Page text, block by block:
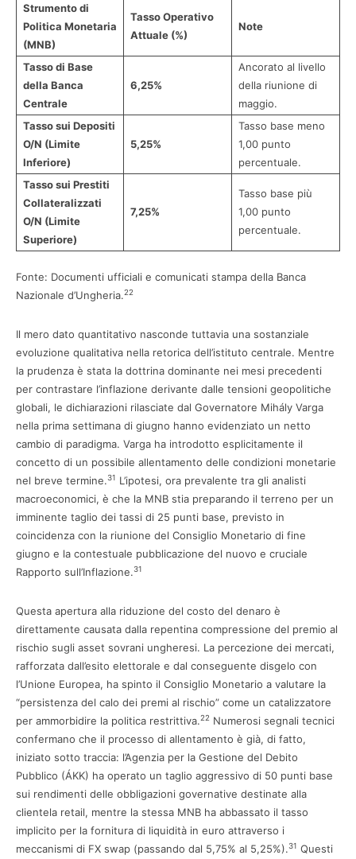
Strumento di
Politica Monetaria
(MNB)
Tasso Operativo
Attuale (%)
Note
Tasso di Base
della Banca
Centrale
6,25%
Ancorato al livello
della riunione di
maggio.
Tasso sui Depositi
O/N (Limite
Inferiore)
5,25%
Tasso base meno
1,00 punto
percentuale.
Tasso sui Prestiti
Collateralizzati
O/N (Limite
Superiore)
7,25%
Tasso base più
1,00 punto
percentuale.
Fonte: Documenti ufficiali e comunicati stampa della Banca
Nazionale d’Ungheria.22
Il mero dato quantitativo nasconde tuttavia una sostanziale
evoluzione qualitativa nella retorica dell’istituto centrale. Mentre
la prudenza è stata la dottrina dominante nei mesi precedenti
per contrastare l’inflazione derivante dalle tensioni geopolitiche
globali, le dichiarazioni rilasciate dal Governatore Mihály Varga
nella prima settimana di giugno hanno evidenziato un netto
cambio di paradigma. Varga ha introdotto esplicitamente il
concetto di un possibile allentamento delle condizioni monetarie
nel breve termine.31 L’ipotesi, ora prevalente tra gli analisti
macroeconomici, è che la MNB stia preparando il terreno per un
imminente taglio dei tassi di 25 punti base, previsto in
coincidenza con la riunione del Consiglio Monetario di fine
giugno e la contestuale pubblicazione del nuovo e cruciale
Rapporto sull’Inflazione.31
Questa apertura alla riduzione del costo del denaro è
direttamente causata dalla repentina compressione del premio al
rischio sugli asset sovrani ungheresi. La percezione dei mercati,
rafforzata dall’esito elettorale e dal conseguente disgelo con
l’Unione Europea, ha spinto il Consiglio Monetario a valutare la
“persistenza del calo dei premi al rischio” come un catalizzatore
per ammorbidire la politica restrittiva.22 Numerosi segnali tecnici
confermano che il processo di allentamento è già, di fatto,
iniziato sotto traccia: l’Agenzia per la Gestione del Debito
Pubblico (ÁKK) ha operato un taglio aggressivo di 50 punti base
sui rendimenti delle obbligazioni governative destinate alla
clientela retail, mentre la stessa MNB ha abbassato il tasso
implicito per la fornitura di liquidità in euro attraverso i
meccanismi di FX swap (passando dal 5,75% al 5,25%).31 Questi